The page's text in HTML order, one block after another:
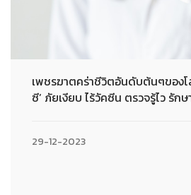
เพชรฆาตคร่าชีวิตอันดับต้นๆของโ
ซี’ ภัยเงียบ ไร้วัคซีน ตรวจรู้ไว รัก
29-12-2023